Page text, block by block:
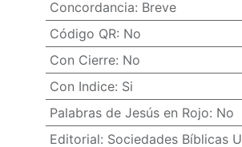
Concordancia: Breve
Código QR: No
Con Cierre: No
Con Indice: Si
Palabras de Jesús en Rojo: No
Editorial: Sociedades Bíblicas